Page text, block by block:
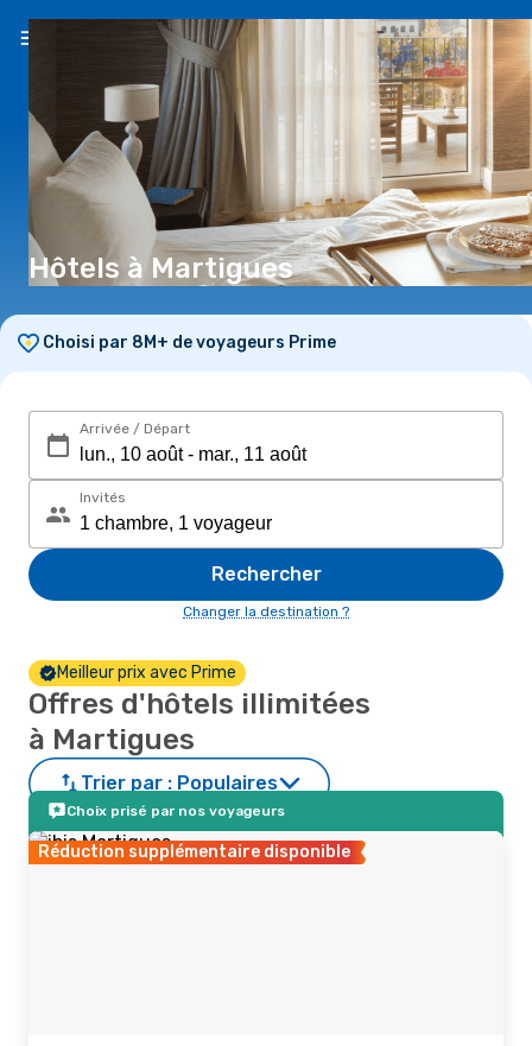
FR(€)
Hôtels à Martigues
Choisi par 8M+ de voyageurs Prime
Arrivée / Départ
Invités
Rechercher
Changer la destination ?
Meilleur prix avec Prime
Offres d'hôtels illimitées
à Martigues
Trier par : Populaires
Choix prisé par nos voyageurs
Réduction supplémentaire disponible